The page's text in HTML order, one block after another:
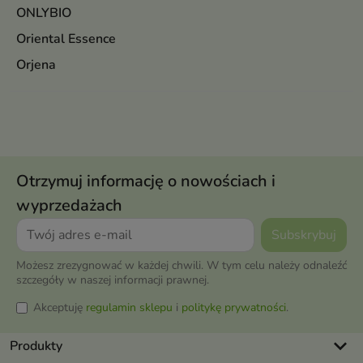
ONLYBIO
Oriental Essence
Orjena
Otrzymuj informację o nowościach i
wyprzedażach
Możesz zrezygnować w każdej chwili. W tym celu należy odnaleźć
szczegóły w naszej informacji prawnej.
Akceptuję regulamin sklepu i politykę prywatności.
Produkty keyboard_arrow_down